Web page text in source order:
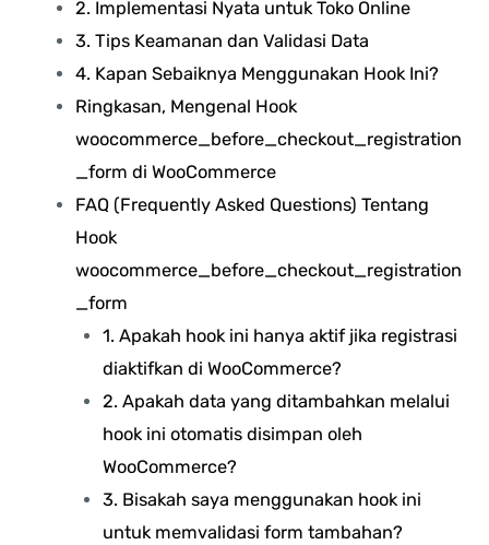
2. Implementasi Nyata untuk Toko Online
3. Tips Keamanan dan Validasi Data
4. Kapan Sebaiknya Menggunakan Hook Ini?
Ringkasan, Mengenal Hook
woocommerce_before_checkout_registration
_form di WooCommerce
FAQ (Frequently Asked Questions) Tentang
Hook
woocommerce_before_checkout_registration
_form
1. Apakah hook ini hanya aktif jika registrasi
diaktifkan di WooCommerce?
2. Apakah data yang ditambahkan melalui
hook ini otomatis disimpan oleh
WooCommerce?
3. Bisakah saya menggunakan hook ini
untuk memvalidasi form tambahan?